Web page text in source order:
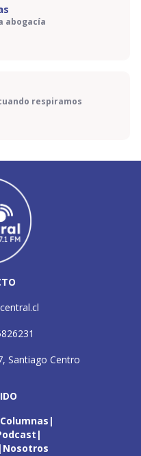
abogacía
respiramos
Santiago Centro
Columnas
Nosotros